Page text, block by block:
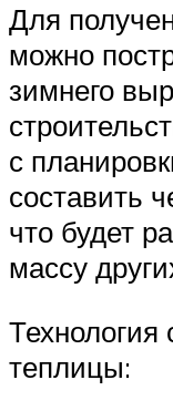
Для
можно
зимнего
с
составить
что будет
массу
Технология
теплицы: